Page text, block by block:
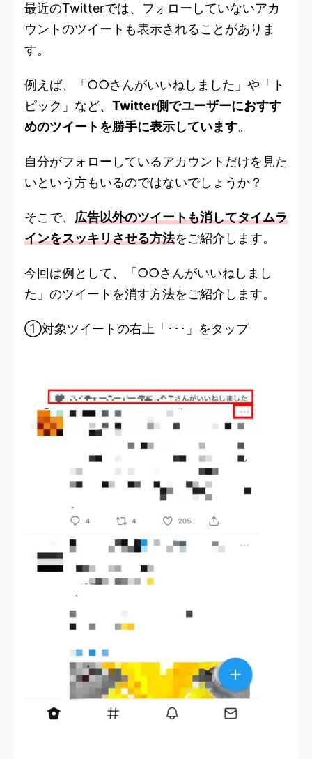
最近のTwitterでは、フォローしていないアカ
ウントのツイートも表示されることがありま
す。
例えば、「○○さんがいいねしました」や「ト
ピック」など、 Twitter側でユーザーにおすす
めのツイートを勝手に表示しています。
自分がフォローしているアカウントだけを見た
いという方もいるのではないでしょうか？
そこで、 広告以外のツイートも消してタイムラ
インをスッキリさせる方法をご紹介します。
今回は例として、「○○さんがいいねしまし
た」のツイートを消す方法をご紹介します。
①対象ツイートの右上「･･･」をタップ